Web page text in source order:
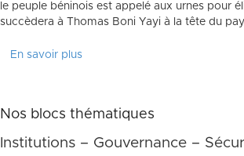
le peuple béninois est appelé aux urnes pour
succèdera à Thomas Boni Yayi à la tête du
En savoir plus
Nos blocs thématiques
Institutions – Gouvernance –